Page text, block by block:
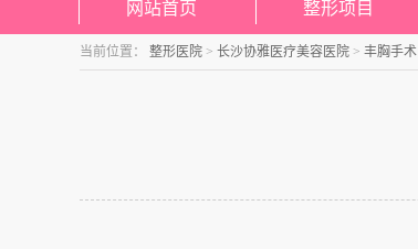
网站首页 整形项目
当前位置： 整形医院 > 长沙协雅医疗美容医院 > 丰胸手术